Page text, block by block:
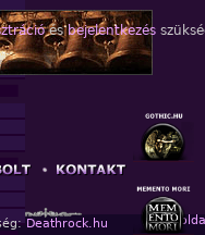
ésbejelentkezés
Deathrock.hu «